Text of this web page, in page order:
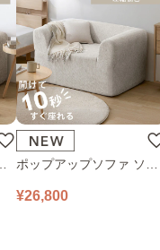
ポップアップソファ ソフ
1人掛け PUS1-1SA ベージ
¥26,800